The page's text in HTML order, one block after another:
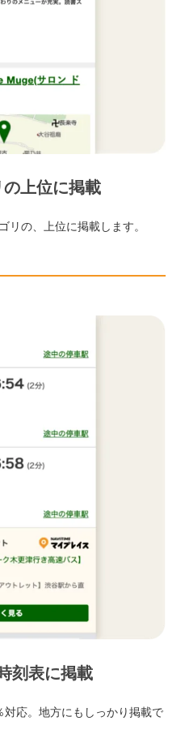
上位に掲載
リの、上位に掲載します。
刻表に掲載
応。地方にもしっかり掲載で